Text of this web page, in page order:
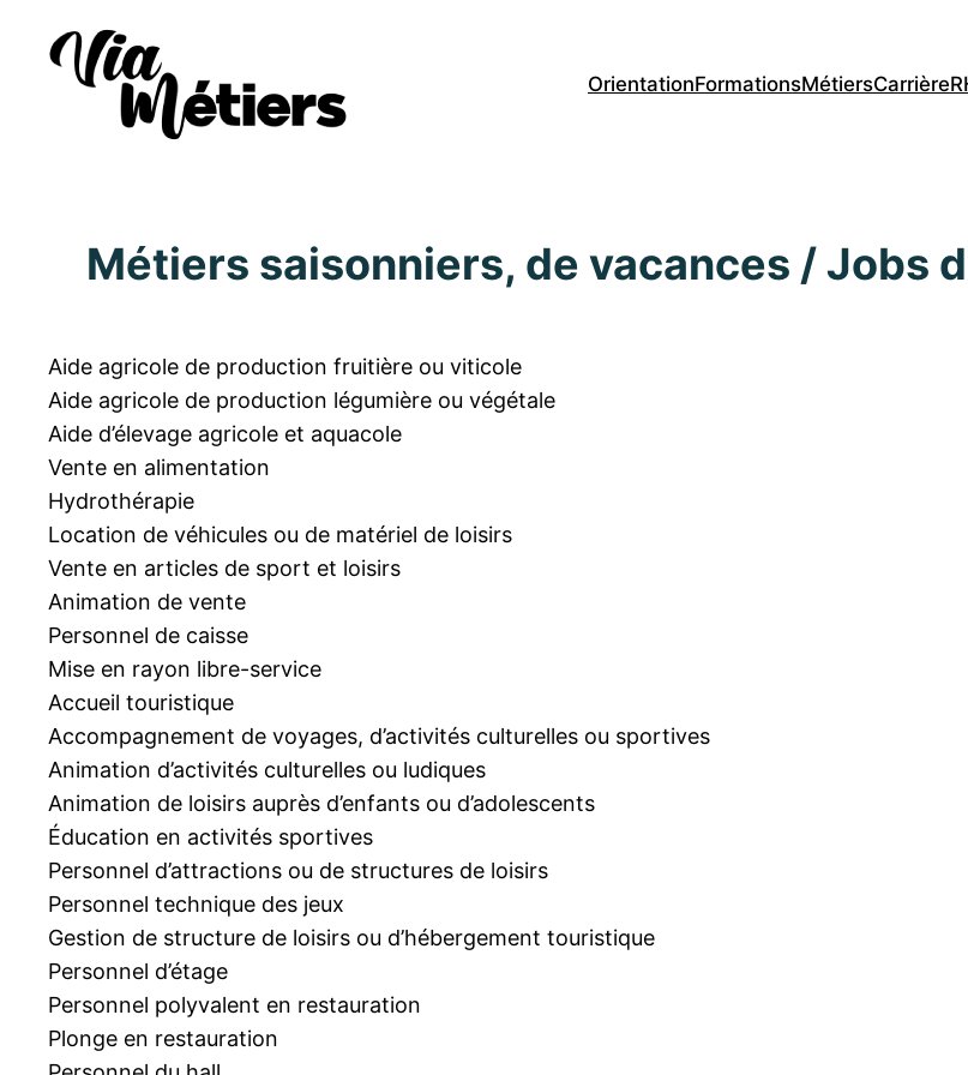
OrientationFormationsMétiersCarrière
Métiers saisonniers, de vacances / Jobs
Aide agricole de production fruitière ou viticole
Aide agricole de production légumière ou végétale
Aide d’élevage agricole et aquacole
Vente en alimentation
Hydrothérapie
Location de véhicules ou de matériel de loisirs
Vente en articles de sport et loisirs
Animation de vente
Personnel de caisse
Mise en rayon libre-service
Accueil touristique
Accompagnement de voyages, d’activités culturelles ou sportives
Animation d’activités culturelles ou ludiques
Animation de loisirs auprès d’enfants ou d’adolescents
Éducation en activités sportives
Personnel d’attractions ou de structures de loisirs
Personnel technique des jeux
Gestion de structure de loisirs ou d’hébergement touristique
Personnel d’étage
Personnel polyvalent en restauration
Plonge en restauration